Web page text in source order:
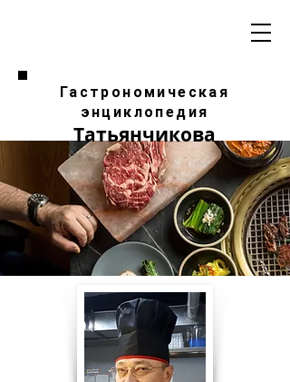
Гастрономическая
энциклопедия
Татьянчикова